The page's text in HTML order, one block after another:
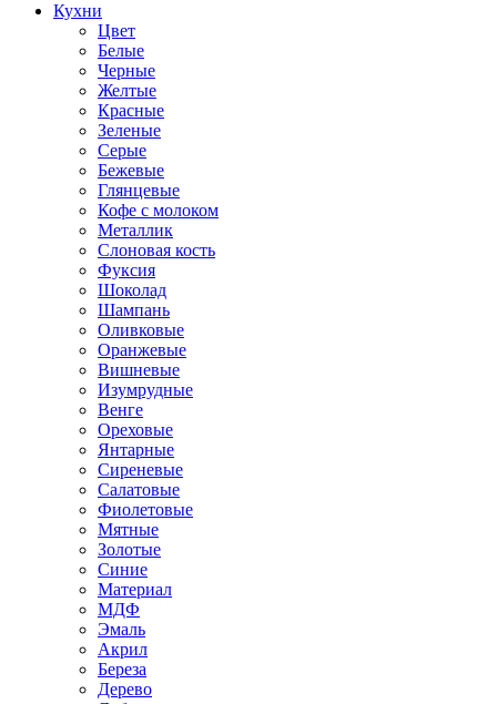
Кухни
Цвет
Белые
Черные
Желтые
Красные
Зеленые
Серые
Бежевые
Глянцевые
Кофе с молоком
Металлик
Слоновая кость
Фуксия
Шоколад
Шампань
Оливковые
Оранжевые
Вишневые
Изумрудные
Венге
Ореховые
Янтарные
Сиреневые
Салатовые
Фиолетовые
Мятные
Золотые
Синие
Материал
МДФ
Эмаль
Акрил
Береза
Дерево